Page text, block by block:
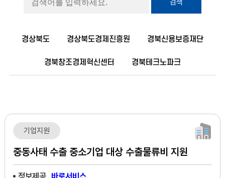
검색
경상북도 경상북도경제진흥원 경북신용보증재단
경북창조경제혁신센터 경북테크노파크
기업지원
중동사태 수출 중소기업 대상 수출물류비 지원
정보제공 바로서비스